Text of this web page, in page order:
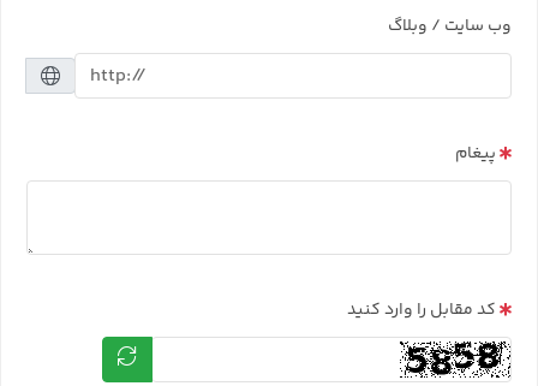
وب سایت / وبلاگ
پیغام
کد مقابل را وارد کنید